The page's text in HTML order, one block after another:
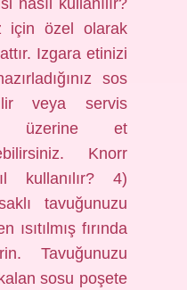
nasıl kullanılır?
için özel olarak
Izgara etinizi
sos
veya servis
üzerine et
Knorr
kullanılır? 4)
tavuğunuzu
fırında
Tavuğunuzu
sosu poşete